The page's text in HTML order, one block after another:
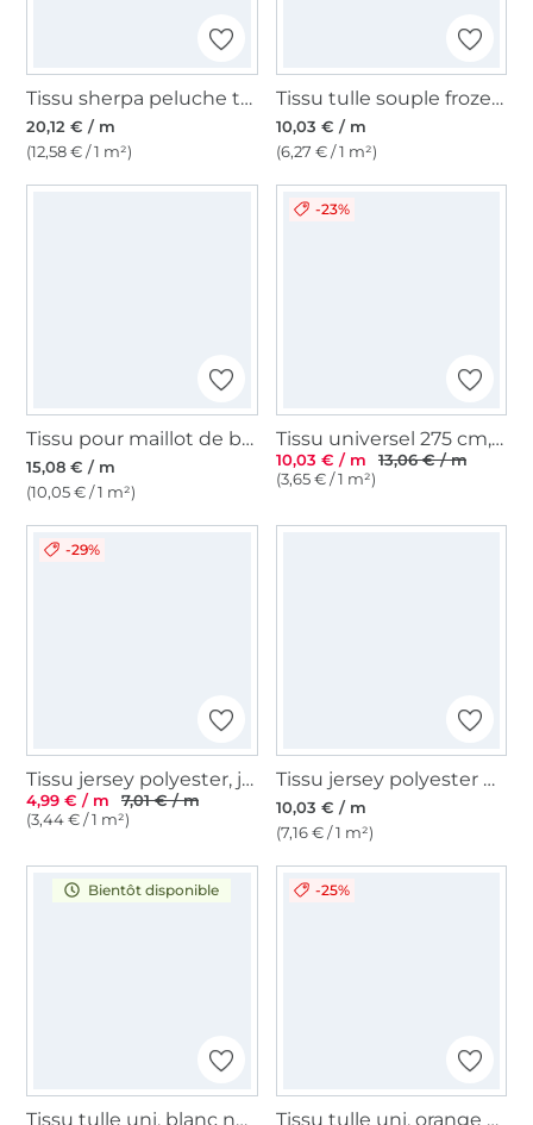
Tissu sherpa peluche teddy Flower Love, bleu fonce
20,12 € / m
(12,58 € / 1 m²)
Tissu tulle souple frozen chrystals, blanc
10,03 € / m
(6,27 € / 1 m²)
Tissu pour maillot de bain anthracite
15,08 € / m
(10,05 € / 1 m²)
-23%
Tissu universel 275 cm, noir
10,03 € / m
13,06 € / m
(3,65 € / 1 m²)
-29%
Tissu jersey polyester, jaune
4,99 € / m
7,01 € / m
(3,44 € / 1 m²)
Tissu jersey polyester brillant Glamour, or
10,03 € / m
(7,16 € / 1 m²)
Bientôt disponible
Tissu tulle uni, blanc nature
-25%
Tissu tulle uni, orange fluo